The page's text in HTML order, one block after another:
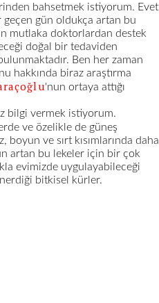
bahsetmek istiyorum. Evet
geçen gün oldukça artan bu
mutlaka doktorlardan destek
doğal bir tedaviden
Ben her zaman
hakkında biraz araştırma
'nun ortaya attığı
bilgi vermek istiyorum.
ve özelikle de güneş
boyun ve sırt kısımlarında daha
artan bu lekeler için bir çok
evimizde uygulayabileceği
bitkisel kürler.